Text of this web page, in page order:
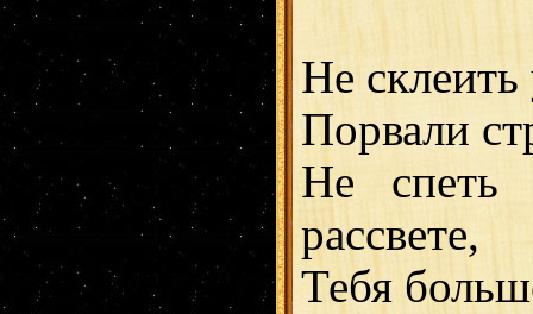
Не
Порвали
Не спеть
рассвете,
Тебя